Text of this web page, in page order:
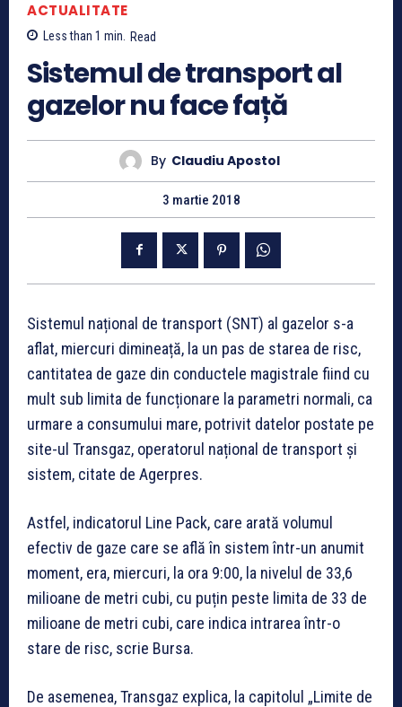
ACTUALITATE
Less than 1 min. Read
Sistemul de transport al
gazelor nu face față
By Claudiu Apostol
3 martie 2018
Sistemul național de transport (SNT) al gazelor s-a
aflat, miercuri dimineață, la un pas de starea de risc,
cantitatea de gaze din conductele magistrale fiind cu
mult sub limita de funcționare la parametri normali, ca
urmare a consumului mare, potrivit datelor postate pe
site-ul Transgaz, operatorul național de transport și
sistem, citate de Agerpres.
Astfel, indicatorul Line Pack, care arată volumul
efectiv de gaze care se află în sistem într-un anumit
moment, era, miercuri, la ora 9:00, la nivelul de 33,6
milioane de metri cubi, cu puțin peste limita de 33 de
milioane de metri cubi, care indica intrarea într-o
stare de risc, scrie Bursa.
De asemenea, Transgaz explica, la capitolul „Limite de